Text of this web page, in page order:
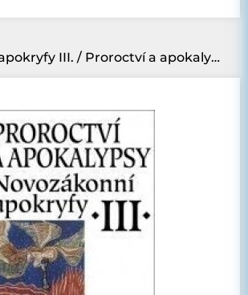
Novozákonní apokryfy III. / Proroctví a apokalypsy